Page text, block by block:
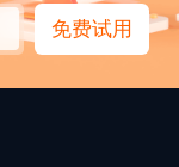
免费试用